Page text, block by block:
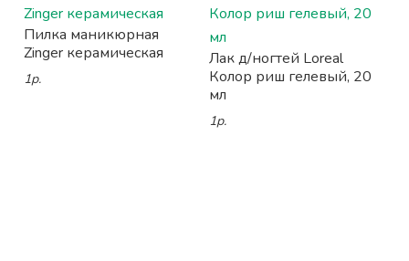
Пилка маникюрная
Zinger керамическая
1р.
Лак д/ногтей Loreal
Колор риш гелевый, 20
мл
1р.